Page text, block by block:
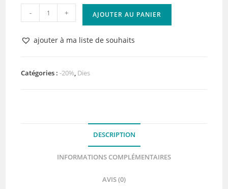
quantité
de
Dies
Sable
Fiesta
- + AJOUTER AU PANIER
ajouter à ma liste de souhaits
Catégories :-20%, Dies
DESCRIPTION
INFORMATIONS COMPLÉMENTAIRES
AVIS (0)